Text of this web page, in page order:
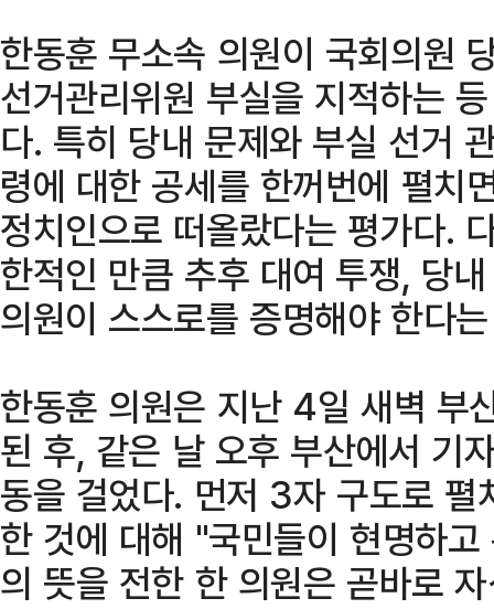
한동훈 무소속 의원이 국회의원
선거관리위원 부실을 지적하는
다. 특히 당내 문제와 부실 선거
령에 대한 공세를 한꺼번에 펼치
정치인으로 떠올랐다는 평가다.
한적인 만큼 추후 대여 투쟁, 당
의원이 스스로를 증명해야 한다
한동훈 의원은 지난 4일 새벽 부
된 후, 같은 날 오후 부산에서 기
동을 걸었다. 먼저 3자 구도로
한 것에 대해 "국민들이 현명하
의 뜻을 전한 한 의원은 곧바로